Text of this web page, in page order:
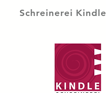
Schreinerei Kindle